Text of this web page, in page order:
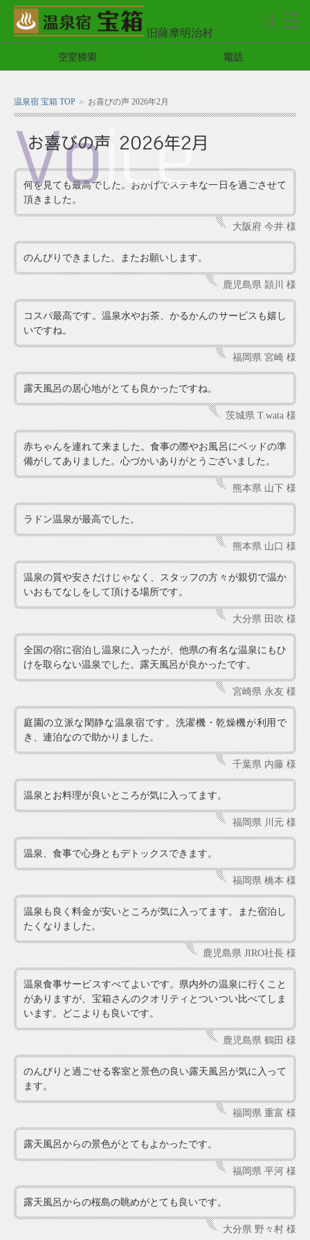
旧薩摩明治村
空室検索 電話
温泉宿 宝箱 TOP お喜びの声 2026年2月
お喜びの声 2026年2月
Voice
何を見ても最高でした。おかげでステキな一日を過ごさせて
頂きました。
大阪府 今井 様
のんびりできました。またお願いします。
鹿児島県 頴川 様
コスパ最高です。温泉水やお茶、かるかんのサービスも嬉し
いですね。
福岡県 宮崎 様
露天風呂の居心地がとても良かったですね。
茨城県 T.wata 様
赤ちゃんを連れて来ました。食事の際やお風呂にベッドの準
備がしてありました。心づかいありがとうございました。
熊本県 山下 様
ラドン温泉が最高でした。
熊本県 山口 様
温泉の質や安さだけじゃなく、スタッフの方々が親切で温か
いおもてなしをして頂ける場所です。
大分県 田吹 様
全国の宿に宿泊し温泉に入ったが、他県の有名な温泉にもひ
けを取らない温泉でした。露天風呂が良かったです。
宮崎県 永友 様
庭園の立派な閑静な温泉宿です。洗濯機・乾燥機が利用で
き、連泊なので助かりました。
千葉県 内藤 様
温泉とお料理が良いところが気に入ってます。
福岡県 川元 様
温泉、食事で心身ともデトックスできます。
福岡県 橋本 様
温泉も良く料金が安いところが気に入ってます。また宿泊し
たくなりました。
鹿児島県 JIRO社長 様
温泉食事サービスすべてよいです。県内外の温泉に行くこと
がありますが、宝箱さんのクオリティとついつい比べてしま
います。どこよりも良いです。
鹿児島県 鶴田 様
のんびりと過ごせる客室と景色の良い露天風呂が気に入って
ます。
福岡県 重富 様
露天風呂からの景色がとてもよかったです。
福岡県 平河 様
露天風呂からの桜島の眺めがとても良いです。
大分県 野々村 様